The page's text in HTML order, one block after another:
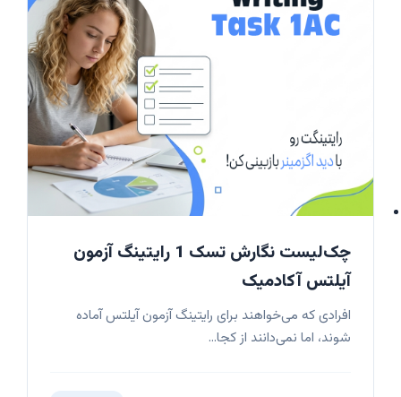
چک‌لیست نگارش تسک 1 رایتینگ آزمون
آیلتس آکادمیک
افرادی که می‌خواهند برای رایتینگ آزمون آیلتس آماده
شوند، اما نمی‌دانند از کجا...